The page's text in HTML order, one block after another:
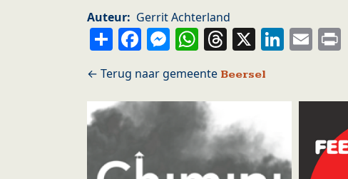
Auteur Gerrit Achterland
ShareFacebook
Messenger
WhatsApp
Threads
X
Beersel